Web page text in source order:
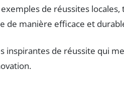
exemples de réussites
de manière efficace et